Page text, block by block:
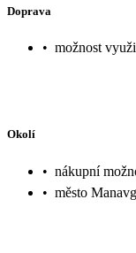
Doprava
• možnost
Okolí
• nákupní
• město